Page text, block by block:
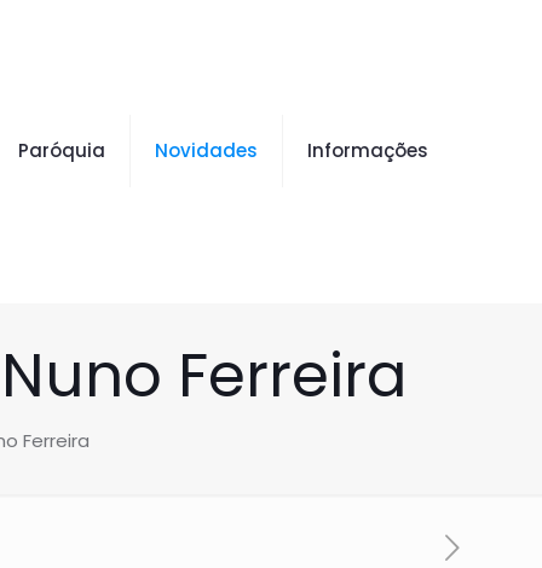
Paróquia Novidades Informações
Ferreira
Ferreira